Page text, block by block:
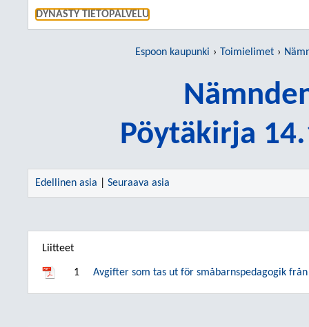
DYNASTY TIETOPALVELU
Espoon kaupunki Toimielimet
Pöytäkirja
Edellinen asia Seuraava asia
Liitteet
1 Avgifter som tas ut för småbarnspedagogik